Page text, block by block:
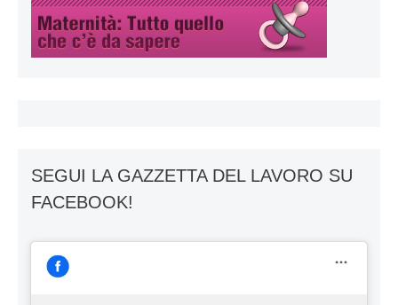
SEGUI LA GAZZETTA DEL LAVORO SU
FACEBOOK!